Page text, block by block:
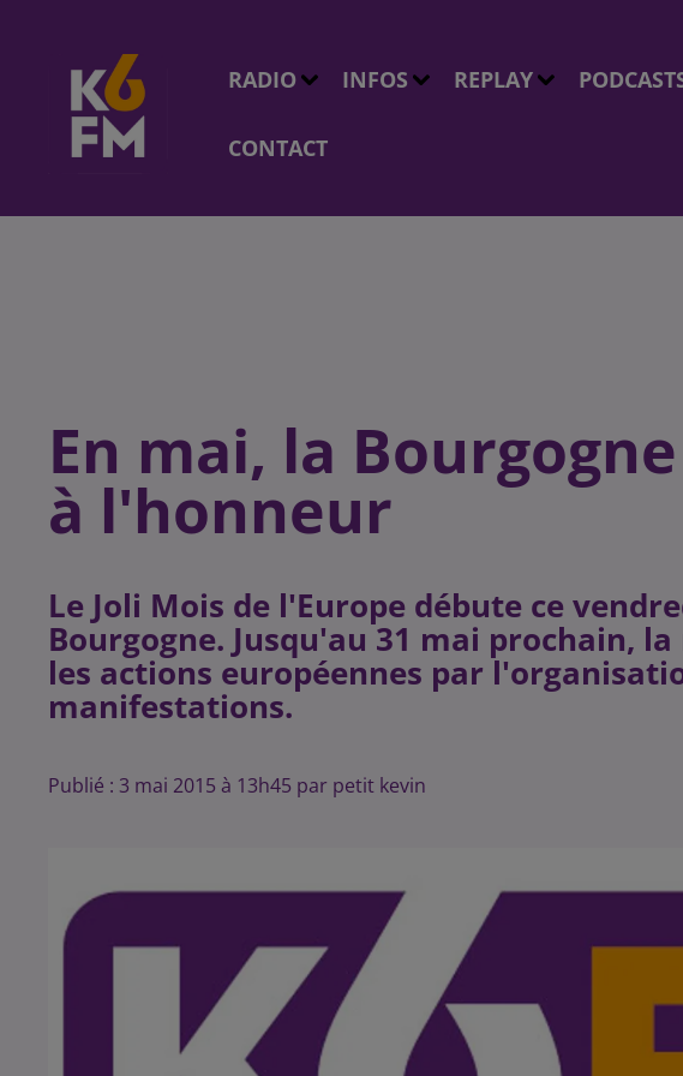
RADIO INFOS REPLAY
CONTACT
En mai, la
à l'honneur
Le Joli Mois de l'Europe débute ce
Bourgogne. Jusqu'au 31 mai prochain,
les actions européennes par
Publié : 3 mai 2015 à 13h45 par petit kevin